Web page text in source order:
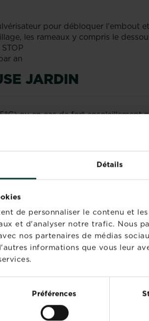
Détails
de personnaliser le contenu et
et d'analyser notre trafic. Nous
nos partenaires de médias
informations que vous leur
Préférences
pour débloquer l'embout
les rameaux y compris le
an
JARDIN
ou en cas de fort ensoleillement
au règlement UE n°2018/
PRODUITS